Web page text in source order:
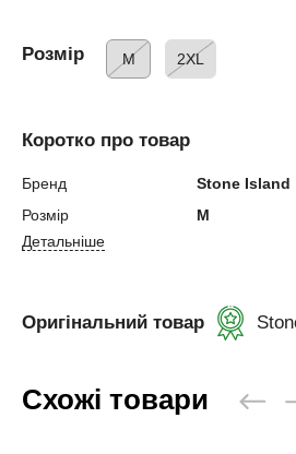
Розмір M 2XL
Коротко про товар
Бренд
Stone Island
Розмір
M
Детальніше
Оригінальний товар
Схожі товари